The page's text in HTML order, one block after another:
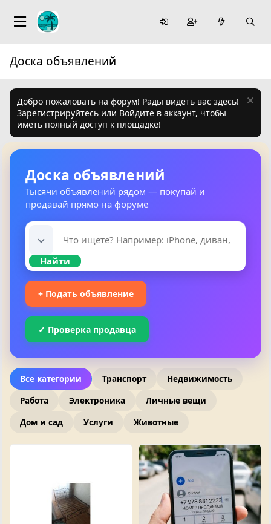
Доска объявлений
Добро пожаловать на форум! Рады видеть вас здесь!
Зарегистрируйтесь или Войдите в аккаунт, чтобы
иметь полный доступ к площадке!
Доска объявлений
Тысячи объявлений рядом — покупай и
продавай прямо на форуме
Найти
+ Подать объявление
✓ Проверка продавца
Все категории Транспорт
Недвижимость
Работа
Электроника
Личные вещи
Дом и сад
Услуги Животные